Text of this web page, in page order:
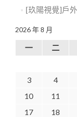
[玖陽視覺]戶
2026 年 8 月
一 二
3
4
10
11
17
18